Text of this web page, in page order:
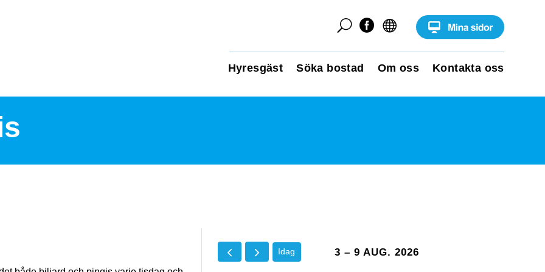


U
Hyresgäst Söka bostad Om oss Kontakta oss
Idag 3 – 9 AUG. 2026